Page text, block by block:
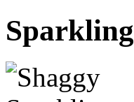
Sparkling